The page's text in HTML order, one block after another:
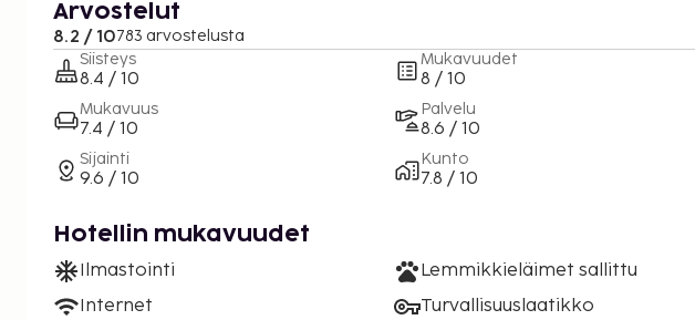
Arvostelut
8.2 / 10783 arvostelusta
Siisteys
8.4 / 10
Mukavuus
7.4 / 10
Sijainti
9.6 / 10
Mukavuudet
8 / 10
Palvelu
8.6 / 10
Kunto
7.8 / 10
Hotellin mukavuudet
Ilmastointi
Internet
Lemmikkieläimet sallittu
Turvallisuuslaatikko